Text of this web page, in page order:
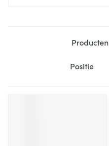
Producten
Sorteer op: